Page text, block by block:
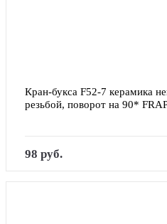
Кран-букса F52-7 керамика
резьбой, поворот на 90*
98 руб.